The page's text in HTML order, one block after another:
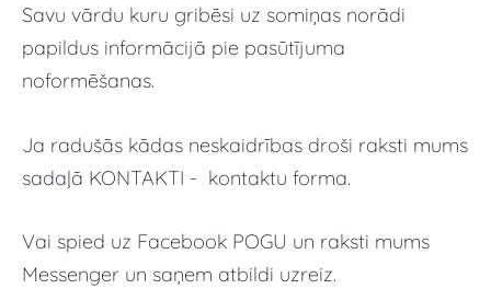
Savu vārdu kuru gribēsi uz somiņas norādi
papildus informācijā pie pasūtījuma
noformēšanas.
Ja radušās kādas neskaidrības droši raksti mums
sadaļā KONTAKTI - kontaktu forma.
Vai spied uz Facebook POGU un raksti mums
Messenger un saņem atbildi uzreiz.